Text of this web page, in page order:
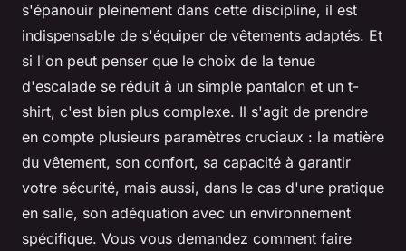
s'épanouir pleinement dans cette discipline, il est
indispensable de s'équiper de vêtements adaptés. Et
si l'on peut penser que le choix de la tenue
d'escalade se réduit à un simple pantalon et un t-
shirt, c'est bien plus complexe. Il s'agit de prendre
en compte plusieurs paramètres cruciaux : la matière
du vêtement, son confort, sa capacité à garantir
votre sécurité, mais aussi, dans le cas d'une pratique
en salle, son adéquation avec un environnement
spécifique. Vous vous demandez comment faire